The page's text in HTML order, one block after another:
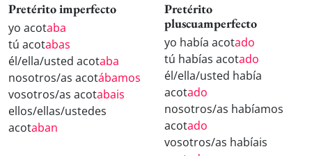
Pretérito imperfecto
yo acotaba
tú acotabas
él/ella/usted acotaba
nosotros/as acotábamos
vosotros/as acotabais
ellos/ellas/ustedes
acotaban
Pretérito
pluscuamperfecto
yo había acotado
tú habías acotado
él/ella/usted había
acotado
nosotros/as habíamos
acotado
vosotros/as habíais